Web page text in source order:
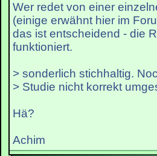
Wer redet von einer
(einige erwähnt hier im
das ist entscheidend - die
funktioniert.
> sonderlich stichhaltig.
> Studie nicht korrekt
Hä?
Achim